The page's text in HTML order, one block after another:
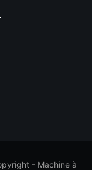
- Machine à